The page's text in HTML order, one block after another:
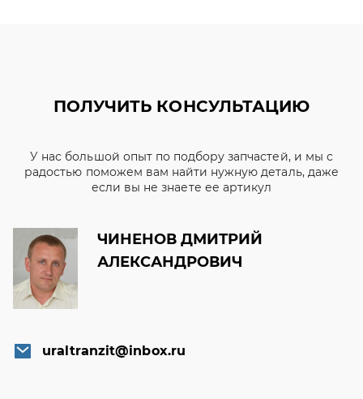
ПОЛУЧИТЬ КОНСУЛЬТАЦИЮ
У нас большой опыт по подбору запчастей, и мы с
радостью поможем вам найти нужную деталь, даже
если вы не знаете ее артикул
ЧИНЕНОВ ДМИТРИЙ
АЛЕКСАНДРОВИЧ
uraltranzit@inbox.ru